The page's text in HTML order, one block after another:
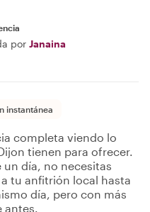
por Janaina
instantánea
completa viendo lo
tienen para ofrecer.
un día, no necesitas
tu anfitrión local hasta
día, pero con más
antes.